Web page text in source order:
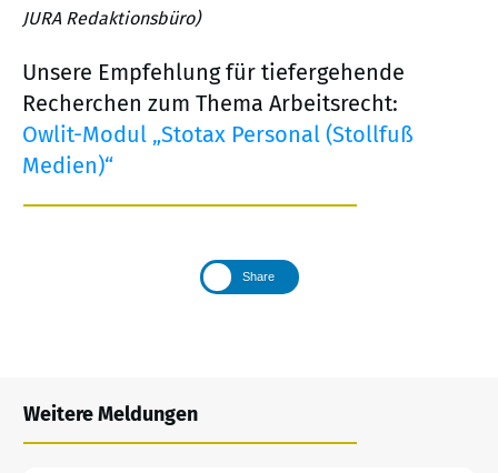
JURA Redaktionsbüro)
Unsere Empfehlung für tiefergehende
Recherchen zum Thema Arbeitsrecht:
Owlit-Modul „Stotax Personal (Stollfuß
Medien)“
Share
Weitere Meldungen